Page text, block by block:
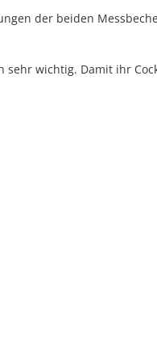
der beiden
sehr wichtig. Damit ihr